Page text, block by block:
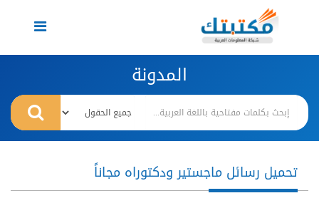
Toggle
navigation
المدونة
تحميل رسائل ماجستير ودكتوراه مجاناً